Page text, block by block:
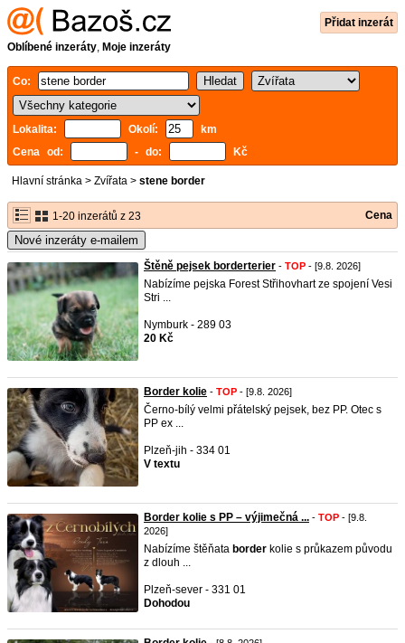
Přidat inzerát
Oblíbené inzeráty, Moje inzeráty
Co:
Lokalita: Okolí:
km
Cena od:
- do: Kč
Hlavní stránka > Zvířata > stene border
1-20 inzerátů z 23 Cena
Nové inzeráty e-mailem
Štěně pejsek borderterier - TOP - [9.8. 2026]
Nabízíme pejska Forest Střihovhart ze spojení Vesi
Stri ...
Nymburk - 289 03
20 Kč
Border kolie - TOP - [9.8. 2026]
Černo-bílý velmi přátelský pejsek, bez PP. Otec s
PP ex ...
Plzeň-jih - 334 01
V textu
Border kolie s PP – výjimečná ... - TOP - [9.8.
2026]
Nabízíme štěňata border kolie s průkazem původu
z dlouh ...
Plzeň-sever - 331 01
Dohodou